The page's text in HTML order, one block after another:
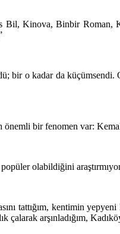
Bil, Kinova, Binbir Roman,
bir o kadar da küçümsendi.
önemli bir fenomen var:
olabildiğini
tattığım, kentimin
çalarak arşınladığım,